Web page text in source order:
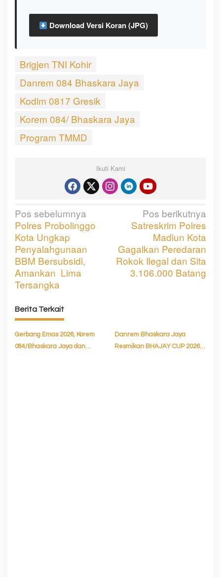
Download Versi Koran (JPG)
Brigjen TNI Kohir
Danrem 084 Bhaskara Jaya
Kodim 0817 Gresik
Korem 084/ Bhaskara Jaya
Program TMMD
Ikuti Kami
N
a
v
i
g
s
i
p
Pos sebelumnya
Polres Probolinggo
Kota Ungkap
Penyalahgunaan
BBM Bersubsidi,
Amankan Lima
Tersangka
Pos berikutnya
Satreskrim Polres
Madiun Kota
Gagalkan Peredaran
Rokok Ilegal dan Sita
3.106.000 Batang
Berita Terkait
Gerbang Emas 2026, Korem
084/Bhaskara Jaya dan
Danrem Bhaskara Jaya
Resmikan BHAJAY CUP 2026,